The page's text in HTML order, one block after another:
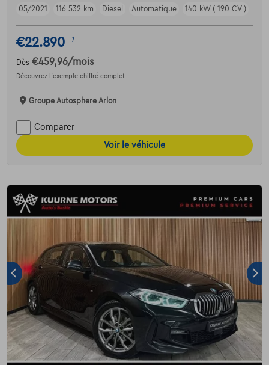
05/2021
116.532 km Diesel Automatique 140 kW ( 190 CV )
€22.890 1
Dès €459,96/mois
Découvrez l’exemple chiffré complet
Groupe Autosphere Arlon
Comparer
Voir le véhicule